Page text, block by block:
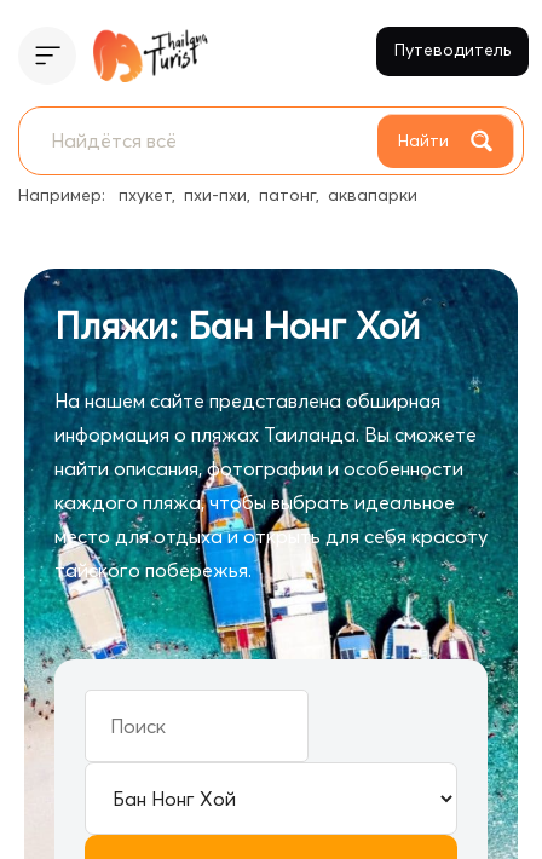
Найти
Например: пхукет пхи-пхи патонг аквапарки
Путеводитель
Пляжи: Бан Нонг Хой
На нашем сайте представлена обширная
информация о пляжах Таиланда. Вы сможете
найти описания, фотографии и особенности
каждого пляжа, чтобы выбрать идеальное
место для отдыха и открыть для себя красоту
тайского побережья.